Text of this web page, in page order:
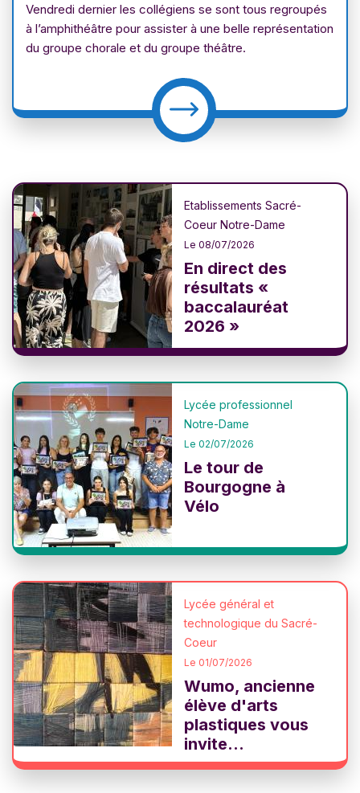
Vendredi dernier les collégiens se sont tous regroupés
à l’amphithéâtre pour assister à une belle représentation
du groupe chorale et du groupe théâtre.
Etablissements Sacré-
Coeur Notre-Dame
Le 08/07/2026
En direct des
résultats «
baccalauréat
2026 »
Lycée professionnel
Notre-Dame
Le 02/07/2026
Le tour de
Bourgogne à
Vélo
Lycée général et
technologique du Sacré-
Coeur
Le 01/07/2026
Wumo, ancienne
élève d'arts
plastiques vous
invite...